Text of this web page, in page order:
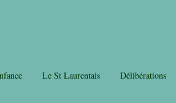
Le St Laurentais Délibérations